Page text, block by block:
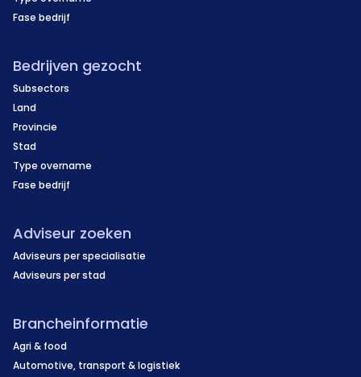
Fase bedrijf
Bedrijven gezocht
Subsectors
Land
Provincie
Stad
Type overname
Fase bedrijf
Adviseur zoeken
Adviseurs per specialisatie
Adviseurs per stad
Brancheinformatie
Agri & food
Automotive, transport & logistiek